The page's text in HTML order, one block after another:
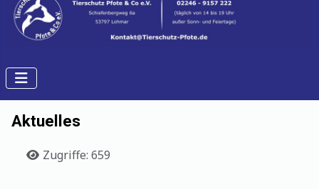
Aktuelles
Details
Zugriffe: 659